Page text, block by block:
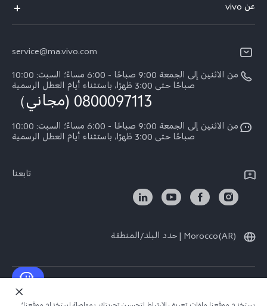
V70 FE
V40
Y29
Y04
مركز الخدمة
Funtouch OS
مصادقة IMEI
تحديثات النظام
توجيهات بشأن ضمان vivo
بيان الخصوصية بشأن خدمة العملاء
عن vivo
الأخبار
الإشعارات القانونية
الاستدامة
service@ma.vivo.com
من الاثنين إلى الجمعة 9:00 صباحًا - 6:00 مساءً؛ السبت: 10:00
صباحًا حتى 3:00 ظهرًا، باستثناء أيام العطل الرسمية
0800097113 (مجاني）
من الاثنين إلى الجمعة 9:00 صباحًا - 6:00 مساءً؛ السبت: 10:00
صباحًا حتى 3:00 ظهرًا، باستثناء أيام العطل الرسمية
تابعنا
Morocco(AR) | حدد البلد/المنطقة
حقوق النشر © لعام 2026 محفوظة لصالح شركة vivo Mobile Communication Co.,